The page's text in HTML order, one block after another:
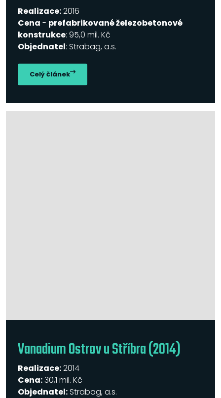
Realizace:2016
Cena - prefabrikované železobetonové
konstrukce: 95,0 mil. Kč
Objednatel: Strabag, a.s.
Celý článek
Vanadium Ostrov u Stříbra (2014)
Realizace:2014
Cena:30,1 mil. Kč
Objednatel:Strabag, a.s.